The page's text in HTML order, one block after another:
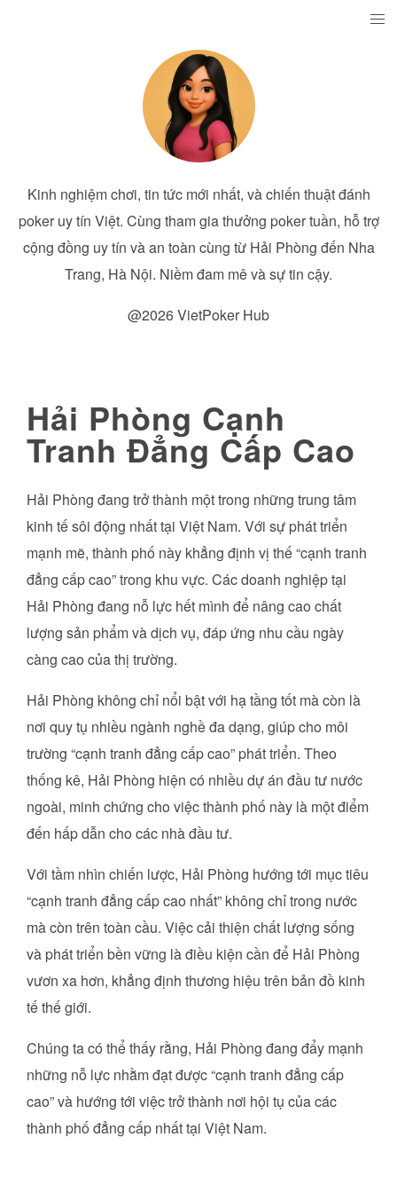
Kinh nghiệm chơi, tin tức mới nhất, và chiến thuật đánh
poker uy tín Việt. Cùng tham gia thưởng poker tuần, hỗ trợ
cộng đồng uy tín và an toàn cùng từ Hải Phòng đến Nha
Trang, Hà Nội. Niềm đam mê và sự tin cậy.
@2026 VietPoker Hub
Hải Phòng Cạnh
Tranh Đẳng Cấp Cao
Hải Phòng đang trở thành một trong những trung tâm
kinh tế sôi động nhất tại Việt Nam. Với sự phát triển
mạnh mẽ, thành phố này khẳng định vị thế “cạnh tranh
đẳng cấp cao” trong khu vực. Các doanh nghiệp tại
Hải Phòng đang nỗ lực hết mình để nâng cao chất
lượng sản phẩm và dịch vụ, đáp ứng nhu cầu ngày
càng cao của thị trường.
Hải Phòng không chỉ nổi bật với hạ tầng tốt mà còn là
nơi quy tụ nhiều ngành nghề đa dạng, giúp cho môi
trường “cạnh tranh đẳng cấp cao” phát triển. Theo
thống kê, Hải Phòng hiện có nhiều dự án đầu tư nước
ngoài, minh chứng cho việc thành phố này là một điểm
đến hấp dẫn cho các nhà đầu tư.
Với tầm nhìn chiến lược, Hải Phòng hướng tới mục tiêu
“cạnh tranh đẳng cấp cao nhất” không chỉ trong nước
mà còn trên toàn cầu. Việc cải thiện chất lượng sống
và phát triển bền vững là điều kiện cần để Hải Phòng
vươn xa hơn, khẳng định thương hiệu trên bản đồ kinh
tế thế giới.
Chúng ta có thể thấy rằng, Hải Phòng đang đẩy mạnh
những nỗ lực nhằm đạt được “cạnh tranh đẳng cấp
cao” và hướng tới việc trở thành nơi hội tụ của các
thành phố đẳng cấp nhất tại Việt Nam.